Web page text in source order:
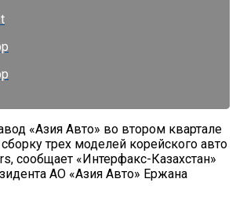
«Азия Авто» во втором квартале
трех моделей корейского авто
сообщает «Интерфакс-Казахстан»
АО «Азия Авто» Ержана